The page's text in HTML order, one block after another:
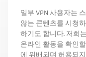
일부 VPN 사용자는
않는 콘텐츠를 시청
하기도 합니다. 저희
온라인 활동을 확인